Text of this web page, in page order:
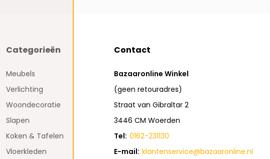
Categorieën
Meubels
Verlichting
Woondecoratie
Slapen
Koken & Tafelen
Vloerkleden
Contact
Bazaaronline Winkel
(geen retouradres)
Straat van Gibraltar 2
3446 CM Woerden
Tel: 0162-231130
E-mail: klantenservice@bazaaronline.nl